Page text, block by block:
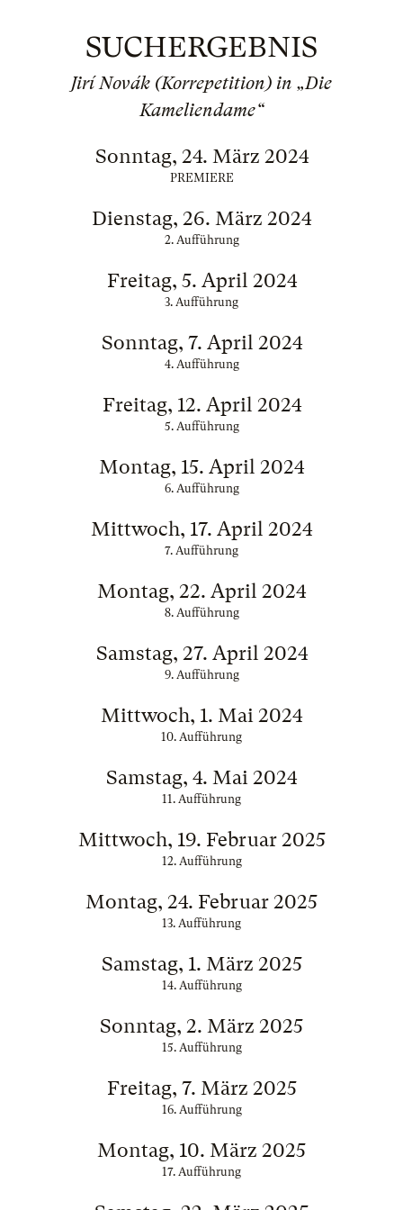
SUCHERGEBNIS
Jirí Novák (Korrepetition) in „Die
Kameliendame“
Sonntag, 24. März 2024
PREMIERE
Dienstag, 26. März 2024
2. Aufführung
Freitag, 5. April 2024
3. Aufführung
Sonntag, 7. April 2024
4. Aufführung
Freitag, 12. April 2024
5. Aufführung
Montag, 15. April 2024
6. Aufführung
Mittwoch, 17. April 2024
7. Aufführung
Montag, 22. April 2024
8. Aufführung
Samstag, 27. April 2024
9. Aufführung
Mittwoch, 1. Mai 2024
10. Aufführung
Samstag, 4. Mai 2024
11. Aufführung
Mittwoch, 19. Februar 2025
12. Aufführung
Montag, 24. Februar 2025
13. Aufführung
Samstag, 1. März 2025
14. Aufführung
Sonntag, 2. März 2025
15. Aufführung
Freitag, 7. März 2025
16. Aufführung
Montag, 10. März 2025
17. Aufführung